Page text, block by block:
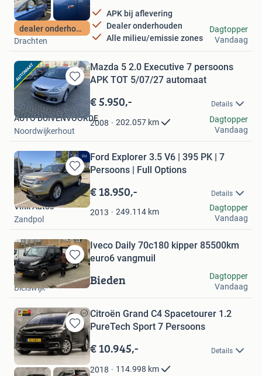
dealer onderhouden
APK bij aflevering
Dealer onderhouden
Alle milieu/emissie zones
Auto Q burg
Drachten
Dagtopper
Vandaag
Bewaren
in
Mijn
Favorieten
Mazda 5 2.0 Executive 7 persoons
APK TOT 5/07/27 automaat
€ 5.950,- Details
2008 202.057 km
AUTO DUIVENVOORDE
Noordwijkerhout
Dagtopper
Vandaag
Bewaren
in
Mijn
Favorieten
Ford Explorer 3.5 V6 | 395 PK | 7
Persoons | Full Options
€ 18.950,- Details
2013 249.114 km
Vink Auto's
Zandpol
Dagtopper
Vandaag
Bewaren
in
Mijn
Iveco Daily 70c180 kipper 85500km
euro6 vangmuil
Bieden
Maik
Bleiswijk
Dagtopper
Vandaag
Bewaren
in
Mijn
Favorieten
Citroën Grand C4 Spacetourer 1.2
PureTech Sport 7 Persoons
€ 10.945,- Details
2018 114.998 km